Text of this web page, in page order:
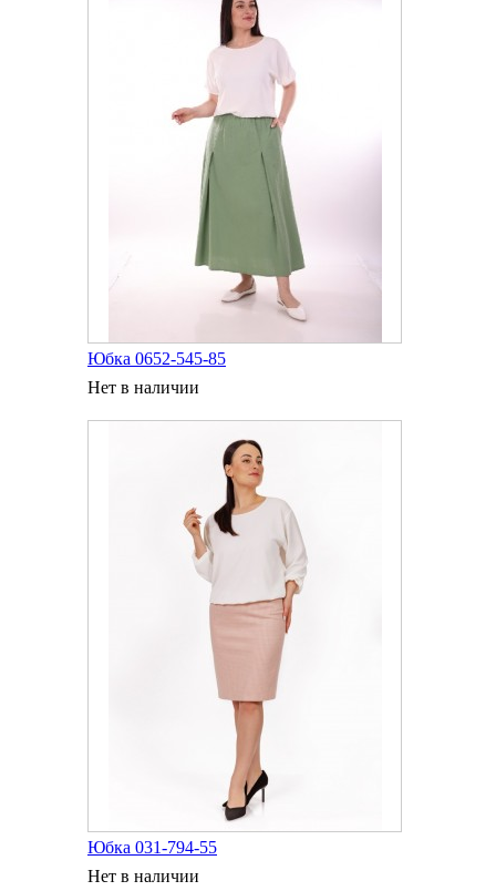
Юбка 0652-545-85
Нет в наличии
Юбка 031-794-55
Нет в наличии